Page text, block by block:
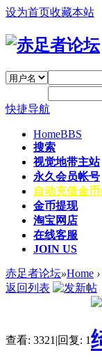
设为首页收藏本站
快捷导航
HomeBBS
搜索
视觉地带主站
永久会员帐号
自动充值金
金币提现
淘宝网店
在线客服
JOIN US
赤足者论坛»Home ›
返回列表
查看: 3321 |回复: 1